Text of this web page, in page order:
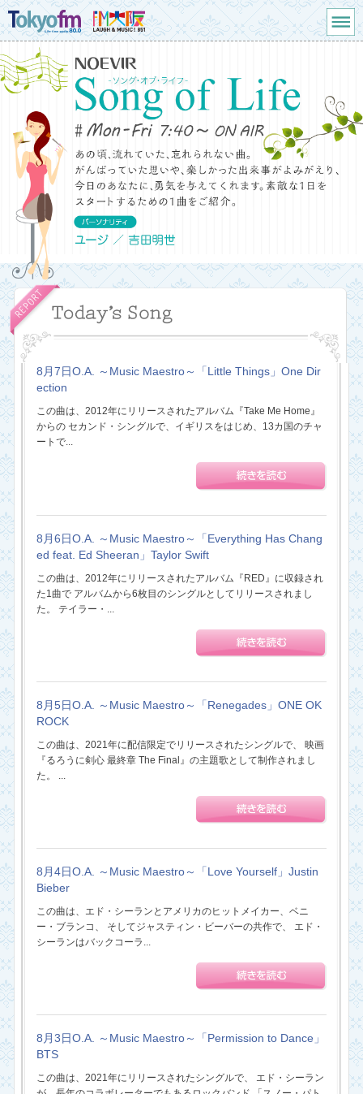
8月7日O.A. ～Music Maestro～「Little Things」One Dir
ection
この曲は、2012年にリリースされたアルバム『Take Me Home』
からの セカンド・シングルで、イギリスをはじめ、13カ国のチャ
ートで...
8月6日O.A. ～Music Maestro～「Everything Has Chang
ed feat. Ed Sheeran」Taylor Swift
この曲は、2012年にリリースされたアルバム『RED』に収録され
た1曲で アルバムから6枚目のシングルとしてリリースされまし
た。 テイラー・...
8月5日O.A. ～Music Maestro～「Renegades」ONE OK
ROCK
この曲は、2021年に配信限定でリリースされたシングルで、 映画
『るろうに剣心 最終章 The Final』の主題歌として制作されまし
た。 ...
8月4日O.A. ～Music Maestro～「Love Yourself」Justin
Bieber
この曲は、エド・シーランとアメリカのヒットメイカー、ベニ
ー・ブランコ、 そしてジャスティン・ビーバーの共作で、 エド・
シーランはバックコーラ...
8月3日O.A. ～Music Maestro～「Permission to Dance」
BTS
この曲は、2021年にリリースされたシングルで、 エド・シーラン